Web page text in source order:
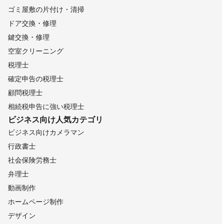
ゴミ屋敷の片付け・清掃
ドア交換・修理
鍵交換・修理
空室クリーニング
税理士
確定申告の税理士
顧問税理士
相続税申告に強い税理士
ビジネス向け人気カテゴリ
ビジネス向けカメラマン
行政書士
社会保険労務士
弁理士
動画制作
ホームページ制作
デザイン